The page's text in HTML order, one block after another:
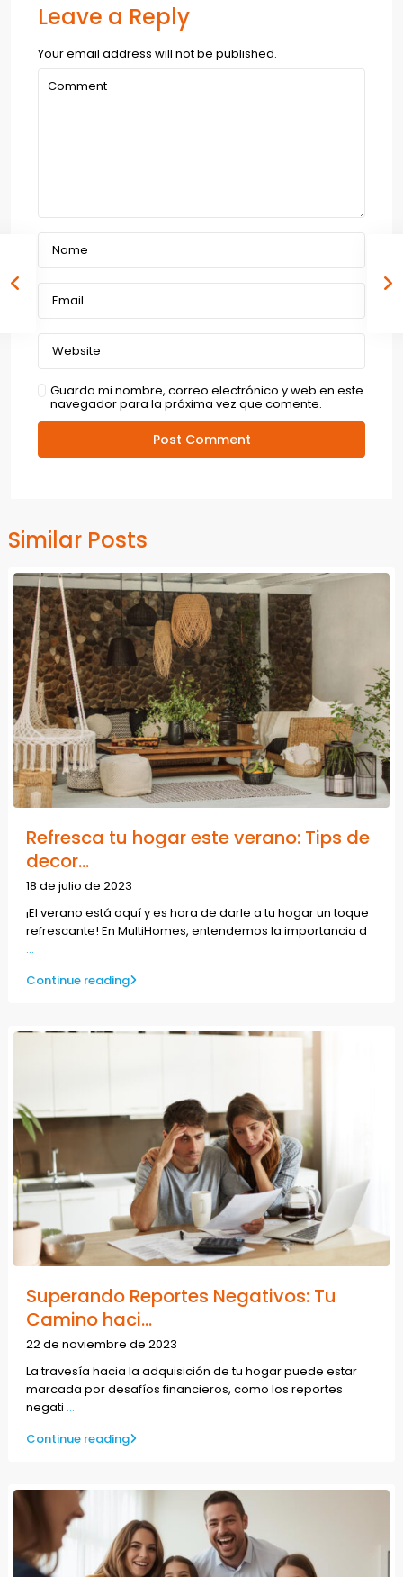
Leave a Reply
Your email address will not be published.
Guarda mi nombre, correo electrónico y web en este
navegador para la próxima vez que comente.
Similar Posts
Refresca tu hogar este verano: Tips de
decor...
18 de julio de 2023
¡El verano está aquí y es hora de darle a tu hogar un toque
refrescante! En MultiHomes, entendemos la importancia d
...
Continue reading
Superando Reportes Negativos: Tu
Camino haci...
22 de noviembre de 2023
La travesía hacia la adquisición de tu hogar puede estar
marcada por desafíos financieros, como los reportes
negati ...
Continue reading